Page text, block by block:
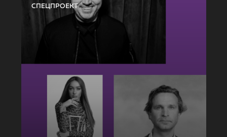
СПЕЦПРОЕКТ